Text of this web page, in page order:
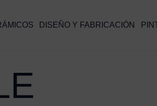
DISEÑO Y FABRICACIÓN